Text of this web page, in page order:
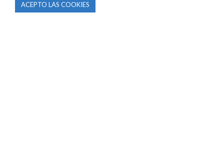
603 57 44 50
ACEPTO LAS COOKIES